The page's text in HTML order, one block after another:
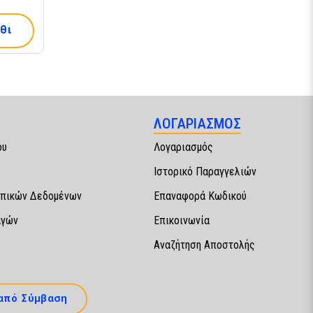
Δεδομένων
ΛΟΓΑΡΙΑΣΜΟΣ
Λογαριασμός
Ιστορικό Παραγγελιών
Επαναφορά Κωδικού
Επικοινωνία
Αναζήτηση Αποστολής
Σύμβαση